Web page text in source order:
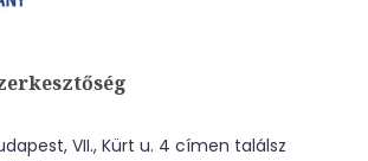
VII., Kürt u. 4 címen találsz